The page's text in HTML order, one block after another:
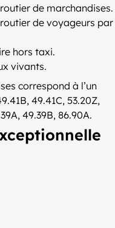
de marchandises.
de voyageurs par
hors taxi.
vivants.
correspond à l’un
49.41C, 53.20Z,
49.39B, 86.90A.